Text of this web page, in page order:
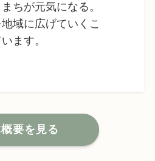
ちが元気になる。
域に広げていくこ
ます。
要を見る